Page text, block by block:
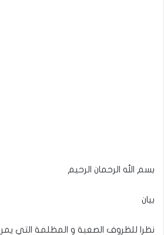
بسم الله الرحمان الرحيم
بيان
نظرا للظروف الصعبة و المظلمة التي يمر